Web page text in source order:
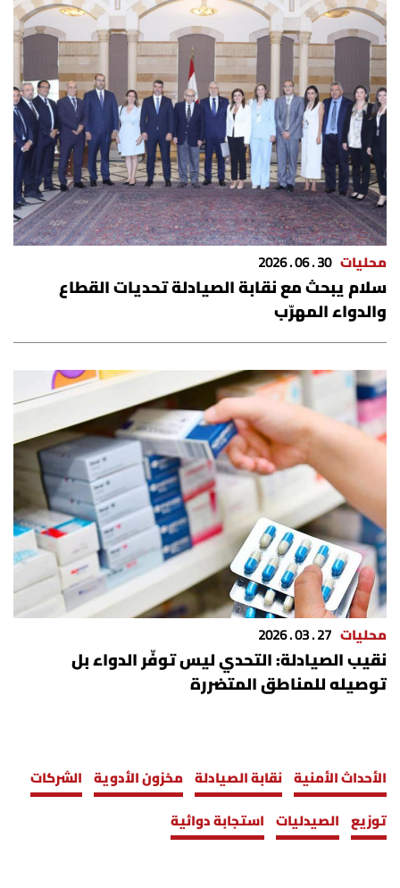
محليات 30 . 06 . 2026
سلام يبحث مع نقابة الصيادلة تحديات القطاع
والدواء المهرّب
محليات 27 . 03 . 2026
نقيب الصيادلة: التحدي ليس توفّر الدواء بل
توصيله للمناطق المتضررة
الأحداث الأمنية نقابة الصيادلة مخزون الأدوية الشركات
توزيع الصيدليات استجابة دوائية